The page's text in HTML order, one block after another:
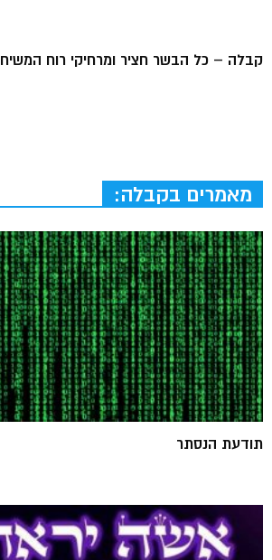
קבלה – כל הבשר חציר ומרחיקי רוח המשיח
מאמרים בקבלה:
תודעת הנסתר